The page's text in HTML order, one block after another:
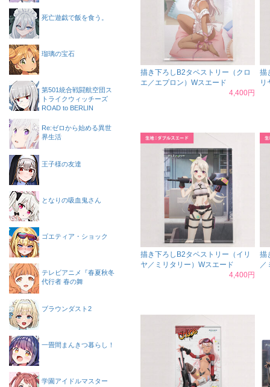
描き下ろしB2タペストリー（クロ
エ／エプロン）Wスエード
4,400円
描
リ
描き下ろしB2タペストリー（イリ
ヤ／ミリタリー）Wスエード
4,400円
描
／
死亡遊戯で飯を食う。
瑠璃の宝石
第501統合戦闘航空団ス
トライクウィッチーズ
ROAD to BERLIN
Re:ゼロから始める異世
界生活
王子様の友達
となりの吸血鬼さん
ゴエティア・ショック
テレビアニメ『春夏秋冬
代行者 春の舞
ブラウンダスト2
一畳間まんきつ暮らし！
学園アイドルマスター